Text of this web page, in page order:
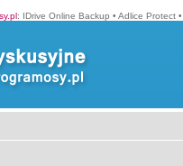
: IDrive Online Backup • Adlice Protect •